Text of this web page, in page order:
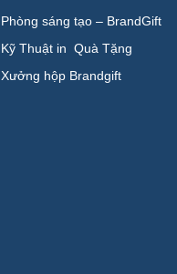
Phòng sáng tạo – BrandGift
Kỹ Thuật in Quà Tặng
Xưởng hộp Brandgift